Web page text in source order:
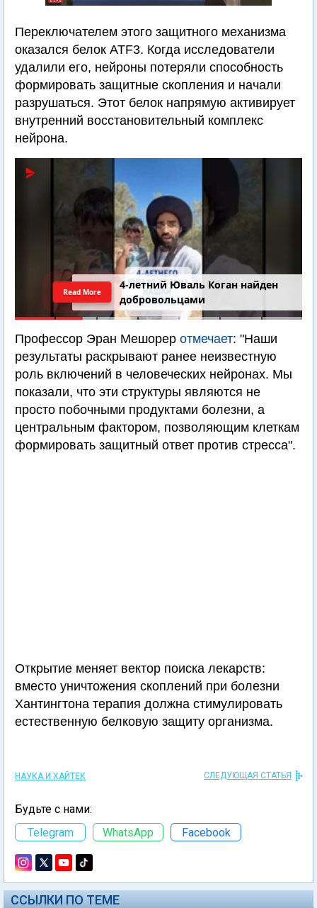
Переключателем этого защитного механизма
оказался белок ATF3. Когда исследователи
удалили его, нейроны потеряли способность
формировать защитные скопления и начали
разрушаться. Этот белок напрямую активирует
внутренний восстановительный комплекс
нейрона.
4-летний Юваль Коган найден
добровольцами
Read More
Профессор Эран Мешорер отмечает: "Наши
результаты раскрывают ранее неизвестную
роль включений в человеческих нейронах. Мы
показали, что эти структуры являются не
просто побочными продуктами болезни, а
центральным фактором, позволяющим клеткам
формировать защитный ответ против стресса".
Открытие меняет вектор поиска лекарств:
вместо уничтожения скоплений при болезни
Хантингтона терапия должна стимулировать
естественную белковую защиту организма.
НАУКА И ХАЙТЕК СЛЕДУЮЩАЯ СТАТЬЯ
Будьте с нами:
Telegram
WhatsApp Facebook
ССЫЛКИ ПО ТЕМЕ